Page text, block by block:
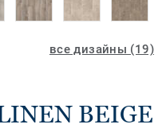
все дизайны (19)
BEIGE